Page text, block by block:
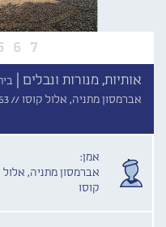
6 7
אותיות, מנורות ונבלים |
אברמסון מתניה, אלול קוסו //
אמן:
אברמסון מתניה, אלול
קוסו